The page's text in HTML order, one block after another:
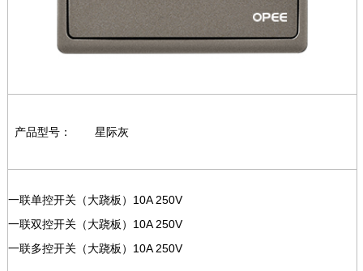
产品型号： 星际灰
一联单控开关（大跷板）10A 250V
一联双控开关（大跷板）10A 250V
一联多控开关（大跷板）10A 250V